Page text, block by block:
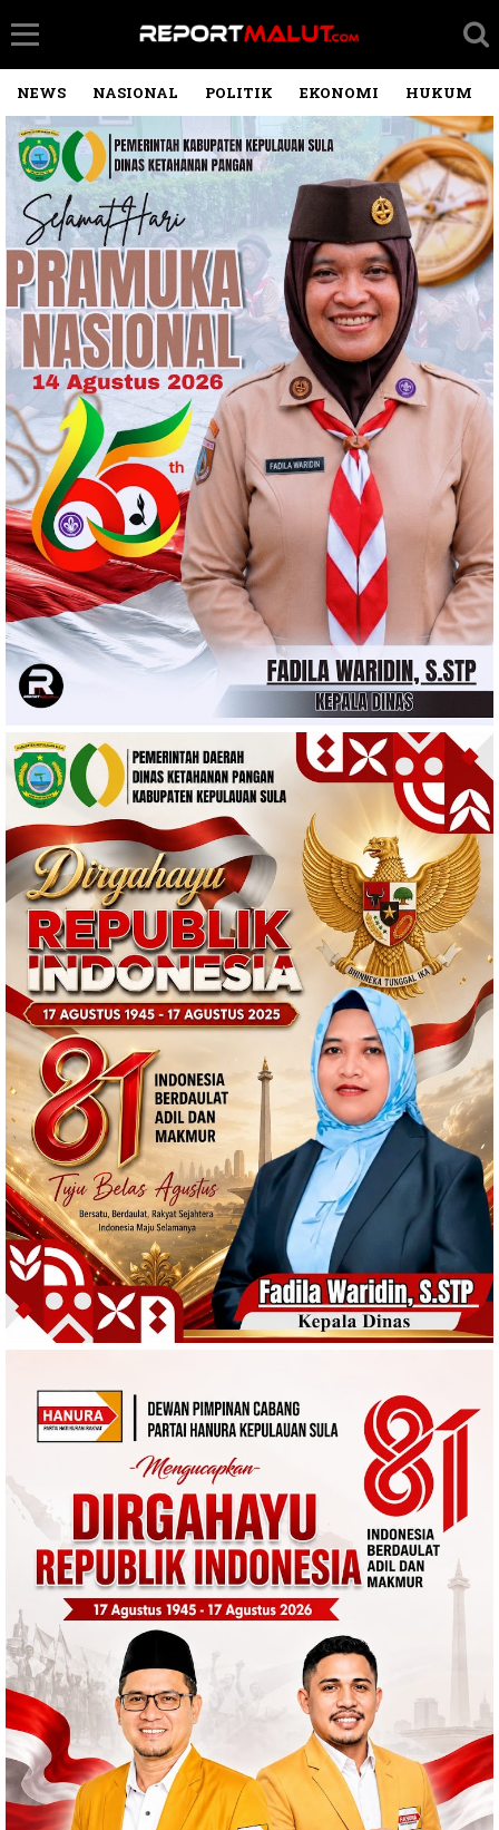
NEWS NASIONAL POLITIK EKONOMI HUKUM